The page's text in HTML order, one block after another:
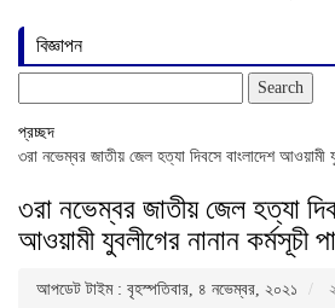
বিজ্ঞাপন
for:
প্রচ্ছদ
৩রা নভেম্বর জাতীয় জেল হত্যা দিবসে বাংলাদেশ আওয়ামী
৩রা নভেম্বর জাতীয় জেল হত্যা
আওয়ামী যুবলীগের নানান কর্মসূচী
আপডেট টাইম : বৃহস্পতিবার, ৪ নভেম্বর, ২০২১